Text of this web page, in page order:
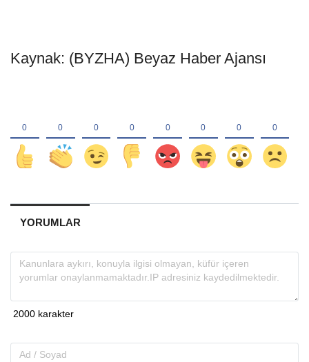
Kaynak: (BYZHA) Beyaz Haber Ajansı
YORUMLAR